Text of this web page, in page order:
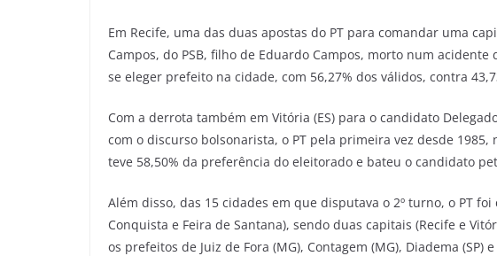
Em Recife, uma das duas apostas do PT para comandar uma
Campos, do PSB, filho de Eduardo Campos, morto num acidente
se eleger prefeito na cidade, com 56,27% dos válidos, contra
Com a derrota também em Vitória (ES) para o candidato
com o discurso bolsonarista, o PT pela primeira vez desde
teve 58,50% da preferência do eleitorado e bateu o candidato
Além disso, das 15 cidades em que disputava o 2º turno, o PT
Conquista e Feira de Santana), sendo duas capitais (Recife e
os prefeitos de Juiz de Fora (MG), Contagem (MG), Diadema (SP) e